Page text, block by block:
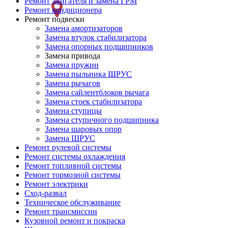
слеваРемонт кондиционера
Ремонт подвески
Замена амортизаторов
Замена втулок стабилизатора
Замена опорных подшипников
Замена привода
Замена пружин
Замена пыльника ШРУС
Замена рычагов
Замена сайлентблоков рычага
Замена стоек стабилизатора
Замена ступицы
Замена ступичного подшипника
Замена шаровых опор
Замена ШРУС
Ремонт рулевой системы
Ремонт системы охлаждения
Ремонт топливной системы
Ремонт тормозной системы
Ремонт электрики
Сход-развал
Техническое обслуживание
Ремонт трансмиссии
Кузовной ремонт и покраска